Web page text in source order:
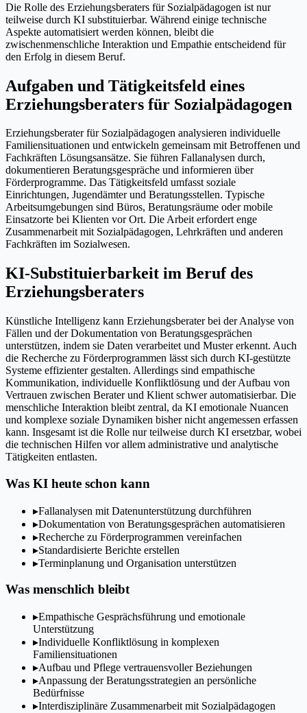
Die Rolle des Erziehungsberaters für Sozialpädagogen ist nur
teilweise durch KI substituierbar. Während einige technische
Aspekte automatisiert werden können, bleibt die
zwischenmenschliche Interaktion und Empathie entscheidend für
den Erfolg in diesem Beruf.
Aufgaben und Tätigkeitsfeld eines
Erziehungsberaters für Sozialpädagogen
Erziehungsberater für Sozialpädagogen analysieren individuelle
Familiensituationen und entwickeln gemeinsam mit Betroffenen und
Fachkräften Lösungsansätze. Sie führen Fallanalysen durch,
dokumentieren Beratungsgespräche und informieren über
Förderprogramme. Das Tätigkeitsfeld umfasst soziale
Einrichtungen, Jugendämter und Beratungsstellen. Typische
Arbeitsumgebungen sind Büros, Beratungsräume oder mobile
Einsatzorte bei Klienten vor Ort. Die Arbeit erfordert enge
Zusammenarbeit mit Sozialpädagogen, Lehrkräften und anderen
Fachkräften im Sozialwesen.
KI-Substituierbarkeit im Beruf des
Erziehungsberaters
Künstliche Intelligenz kann Erziehungsberater bei der Analyse von
Fällen und der Dokumentation von Beratungsgesprächen
unterstützen, indem sie Daten verarbeitet und Muster erkennt. Auch
die Recherche zu Förderprogrammen lässt sich durch KI-gestützte
Systeme effizienter gestalten. Allerdings sind empathische
Kommunikation, individuelle Konfliktlösung und der Aufbau von
Vertrauen zwischen Berater und Klient schwer automatisierbar. Die
menschliche Interaktion bleibt zentral, da KI emotionale Nuancen
und komplexe soziale Dynamiken bisher nicht angemessen erfassen
kann. Insgesamt ist die Rolle nur teilweise durch KI ersetzbar, wobei
die technischen Hilfen vor allem administrative und analytische
Tätigkeiten entlasten.
Was KI heute schon kann
▸Fallanalysen mit Datenunterstützung durchführen
▸Dokumentation von Beratungsgesprächen automatisieren
▸Recherche zu Förderprogrammen vereinfachen
▸Standardisierte Berichte erstellen
▸Terminplanung und Organisation unterstützen
Was menschlich bleibt
▸Empathische Gesprächsführung und emotionale
Unterstützung
▸Individuelle Konfliktlösung in komplexen
Familiensituationen
▸Aufbau und Pflege vertrauensvoller Beziehungen
▸Anpassung der Beratungsstrategien an persönliche
Bedürfnisse
▸Interdisziplinäre Zusammenarbeit mit Sozialpädagogen